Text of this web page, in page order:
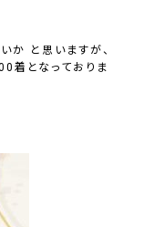
か と思いますが、
着となっておりま